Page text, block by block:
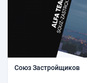
Союз Застройщиков